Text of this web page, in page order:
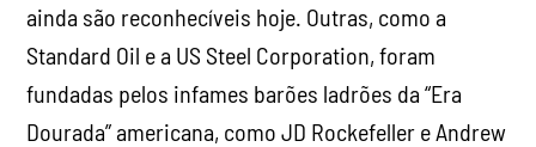
ainda são reconhecíveis hoje. Outras, como a
Standard Oil e a US Steel Corporation, foram
fundadas pelos infames barões ladrões da “Era
Dourada” americana, como JD Rockefeller e Andrew